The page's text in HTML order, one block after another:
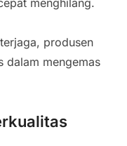
produsen
dalam mengemas